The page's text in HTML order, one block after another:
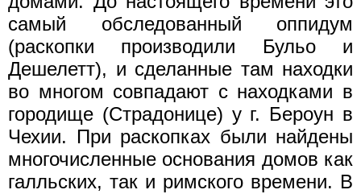
самый обследованный оппидум
(раскопки производили Бульо и
Дешелетт), и сделанные там находки
во многом совпадают с находками в
городище (Страдонице) у г. Бероун в
Чехии. При раскопках были найдены
многочисленные основания домов как
галльских, так и римского времени. В